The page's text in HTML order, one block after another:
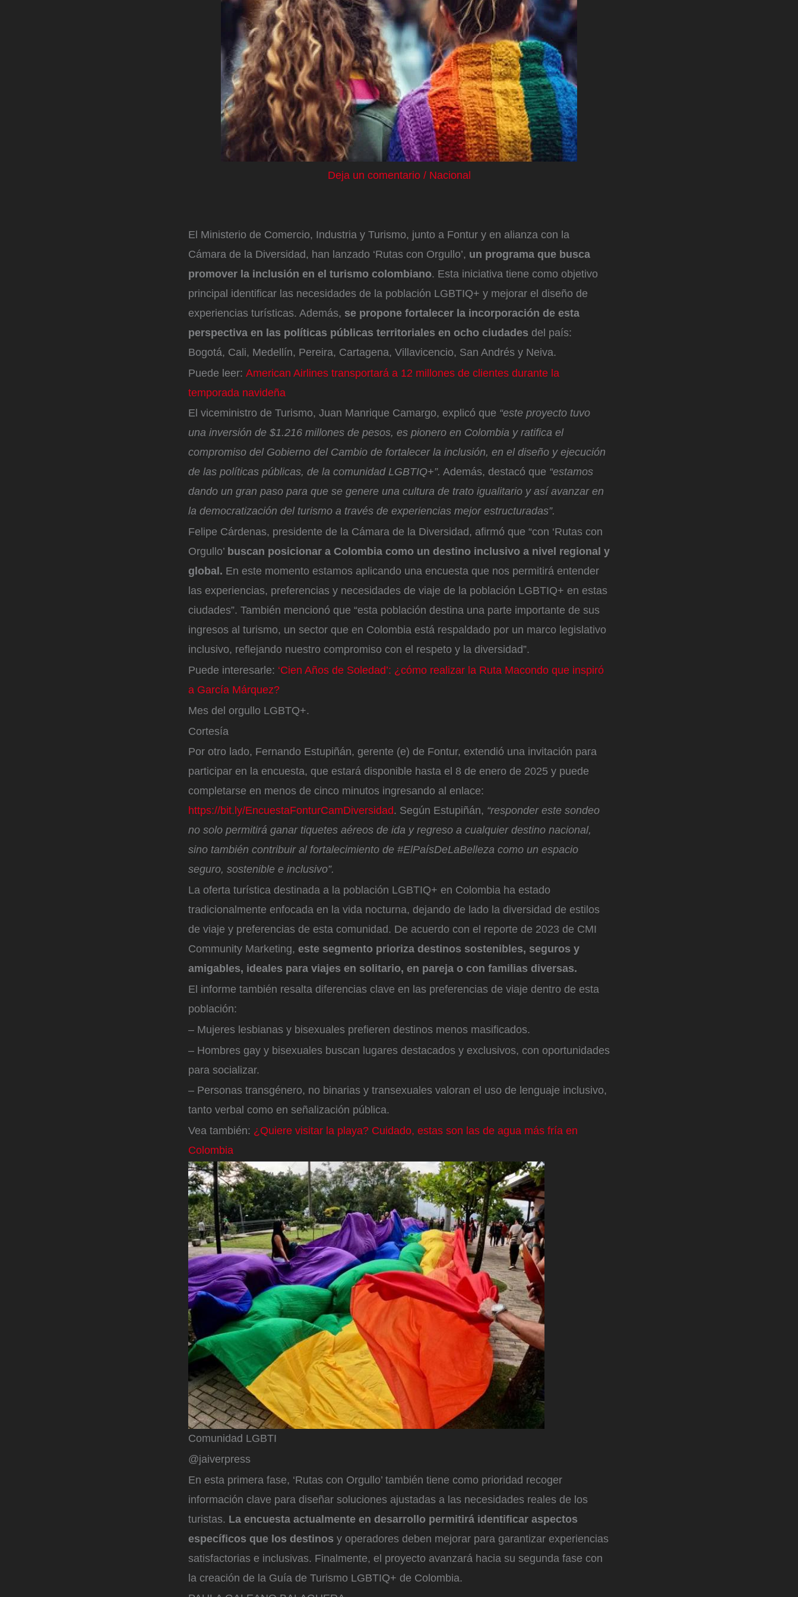
Deja un comentario / Nacional
El Ministerio de Comercio, Industria y Turismo, junto a Fontur y en alianza con la
Cámara de la Diversidad, han lanzado ‘Rutas con Orgullo’, un programa que busca
promover la inclusión en el turismo colombiano. Esta iniciativa tiene como objetivo
principal identificar las necesidades de la población LGBTIQ+ y mejorar el diseño de
experiencias turísticas. Además, se propone fortalecer la incorporación de esta
perspectiva en las políticas públicas territoriales en ocho ciudades del país:
Bogotá, Cali, Medellín, Pereira, Cartagena, Villavicencio, San Andrés y Neiva.
Puede leer: American Airlines transportará a 12 millones de clientes durante la
temporada navideña
El viceministro de Turismo, Juan Manrique Camargo, explicó que “este proyecto tuvo
una inversión de $1.216 millones de pesos, es pionero en Colombia y ratifica el
compromiso del Gobierno del Cambio de fortalecer la inclusión, en el diseño y ejecución
de las políticas públicas, de la comunidad LGBTIQ+”. Además, destacó que “estamos
dando un gran paso para que se genere una cultura de trato igualitario y así avanzar en
la democratización del turismo a través de experiencias mejor estructuradas”.
Felipe Cárdenas, presidente de la Cámara de la Diversidad, afirmó que “con ‘Rutas con
Orgullo’ buscan posicionar a Colombia como un destino inclusivo a nivel regional y
global. En este momento estamos aplicando una encuesta que nos permitirá entender
las experiencias, preferencias y necesidades de viaje de la población LGBTIQ+ en estas
ciudades”. También mencionó que “esta población destina una parte importante de sus
ingresos al turismo, un sector que en Colombia está respaldado por un marco legislativo
inclusivo, reflejando nuestro compromiso con el respeto y la diversidad”.
Puede interesarle: ‘Cien Años de Soledad’: ¿cómo realizar la Ruta Macondo que inspiró
a García Márquez?
Mes del orgullo LGBTQ+.
Cortesía
Por otro lado, Fernando Estupiñán, gerente (e) de Fontur, extendió una invitación para
participar en la encuesta, que estará disponible hasta el 8 de enero de 2025 y puede
completarse en menos de cinco minutos ingresando al enlace:
https://bit.ly/EncuestaFonturCamDiversidad. Según Estupiñán, “responder este sondeo
no solo permitirá ganar tiquetes aéreos de ida y regreso a cualquier destino nacional,
sino también contribuir al fortalecimiento de #ElPaísDeLaBelleza como un espacio
seguro, sostenible e inclusivo”.
La oferta turística destinada a la población LGBTIQ+ en Colombia ha estado
tradicionalmente enfocada en la vida nocturna, dejando de lado la diversidad de estilos
de viaje y preferencias de esta comunidad. De acuerdo con el reporte de 2023 de CMI
Community Marketing, este segmento prioriza destinos sostenibles, seguros y
amigables, ideales para viajes en solitario, en pareja o con familias diversas.
El informe también resalta diferencias clave en las preferencias de viaje dentro de esta
población:
– Mujeres lesbianas y bisexuales prefieren destinos menos masificados.
– Hombres gay y bisexuales buscan lugares destacados y exclusivos, con oportunidades
para socializar.
– Personas transgénero, no binarias y transexuales valoran el uso de lenguaje inclusivo,
tanto verbal como en señalización pública.
Vea también: ¿Quiere visitar la playa? Cuidado, estas son las de agua más fría en
Colombia
Comunidad LGBTI
@jaiverpress
En esta primera fase, ‘Rutas con Orgullo’ también tiene como prioridad recoger
información clave para diseñar soluciones ajustadas a las necesidades reales de los
turistas. La encuesta actualmente en desarrollo permitirá identificar aspectos
específicos que los destinos y operadores deben mejorar para garantizar experiencias
satisfactorias e inclusivas. Finalmente, el proyecto avanzará hacia su segunda fase con
la creación de la Guía de Turismo LGBTIQ+ de Colombia.